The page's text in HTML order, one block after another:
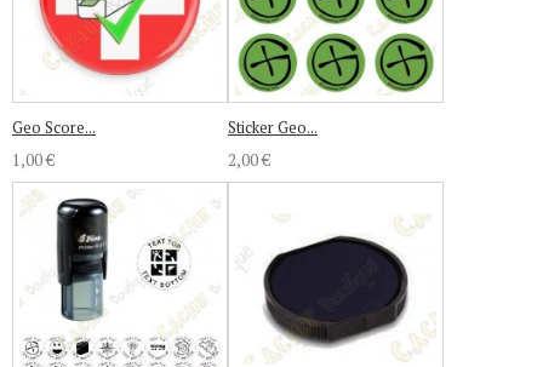
Geo Score...
1,00 €
Sticker Geo...
2,00 €